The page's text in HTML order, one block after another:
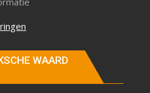
WAARD